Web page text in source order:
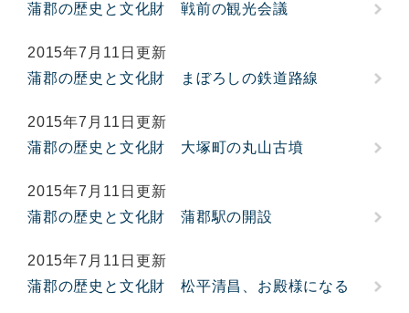
蒲郡の歴史と文化財 戦前の観光会議
2015年7月11日更新
蒲郡の歴史と文化財 まぼろしの鉄道路線
2015年7月11日更新
蒲郡の歴史と文化財 大塚町の丸山古墳
2015年7月11日更新
蒲郡の歴史と文化財 蒲郡駅の開設
2015年7月11日更新
蒲郡の歴史と文化財 松平清昌、お殿様になる